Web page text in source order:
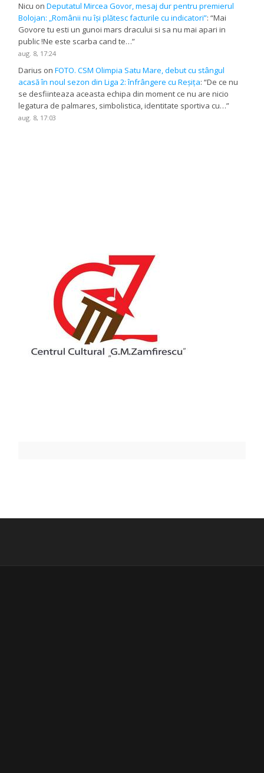
Nicu onDeputatul Mircea Govor, mesaj dur pentru premierul
Bolojan: „Românii nu își plătesc facturile cu indicatori”: “Mai
Govore tu esti un gunoi mars dracului si sa nu mai apari in
public !Ne este scarba cand te…”
aug. 8, 17:24
Darius onFOTO. CSM Olimpia Satu Mare, debut cu stângul
acasă în noul sezon din Liga 2: înfrângere cu Reșița: “De ce nu
se desfiinteaza aceasta echipa din moment ce nu are nicio
legatura de palmares, simbolistica, identitate sportiva cu…”
aug. 8, 17:03